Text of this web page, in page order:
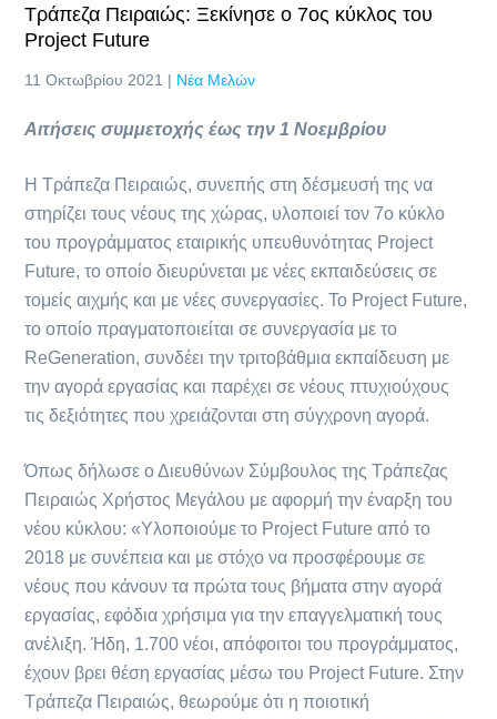
Τράπεζα Πειραιώς: Ξεκίνησε ο 7ος κύκλος του
Project Future
11 Οκτωβρίου 2021 | Νέα Μελών
Αιτήσεις συμμετοχής έως την 1 Νοεμβρίου
Η Τράπεζα Πειραιώς, συνεπής στη δέσμευσή της να
στηρίζει τους νέους της χώρας, υλοποιεί τον 7ο κύκλο
του προγράμματος εταιρικής υπευθυνότητας Project
Future, το οποίο διευρύνεται με νέες εκπαιδεύσεις σε
τομείς αιχμής και με νέες συνεργασίες. Το Project Future,
το οποίο πραγματοποιείται σε συνεργασία με το
ReGeneration, συνδέει την τριτοβάθμια εκπαίδευση με
την αγορά εργασίας και παρέχει σε νέους πτυχιούχους
τις δεξιότητες που χρειάζονται στη σύγχρονη αγορά.
Όπως δήλωσε ο Διευθύνων Σύμβουλος της Τράπεζας
Πειραιώς Χρήστος Μεγάλου με αφορμή την έναρξη του
νέου κύκλου: «Υλοποιούμε το Project Future από το
2018 με συνέπεια και με στόχο να προσφέρουμε σε
νέους που κάνουν τα πρώτα τους βήματα στην αγορά
εργασίας, εφόδια χρήσιμα για την επαγγελματική τους
ανέλιξη. Ήδη, 1.700 νέοι, απόφοιτοι του προγράμματος,
έχουν βρει θέση εργασίας μέσω του Project Future. Στην
Τράπεζα Πειραιώς, θεωρούμε ότι η ποιοτική